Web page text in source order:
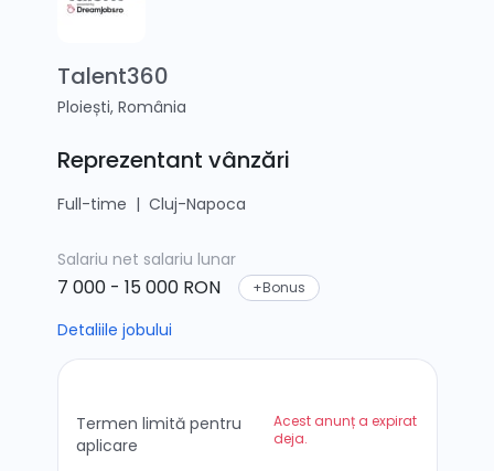
Talent360
Ploiești, România
Reprezentant vânzări
Full-time | Cluj-Napoca
Salariu net salariu lunar
7 000 - 15 000 RON +Bonus
Detaliile jobului
Termen limită pentru
aplicare
Acest anunț a expirat
deja.